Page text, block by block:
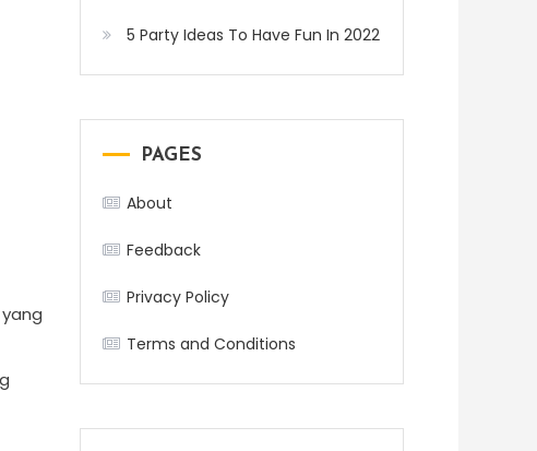
5 Party Ideas To Have Fun In 2022
PAGES
About
Feedback
Privacy Policy
Terms and Conditions